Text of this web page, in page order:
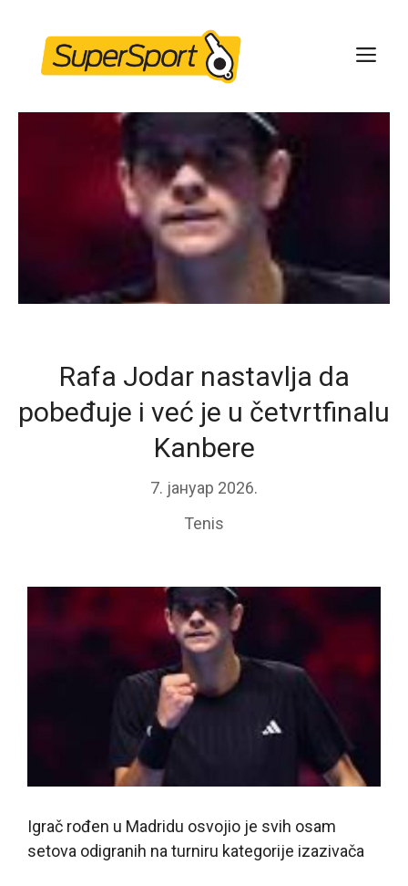
content
Rafa Jodar nastavlja da
pobeđuje i već je u četvrtfinalu
Kanbere
7. јануар 2026.
Tenis
Igrač rođen u Madridu osvojio je svih osam
setova odigranih na turniru kategorije izazivača